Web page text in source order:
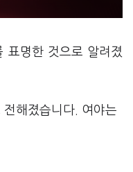
표명한 것으로 알려졌
전해졌습니다
여야는